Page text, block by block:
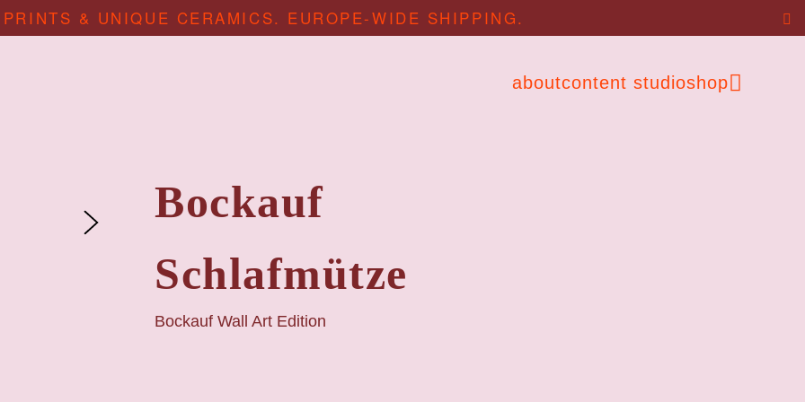
& UNIQUE CERAMICS. EUROPE-WIDE SHIPPING.
aboutcontent studioshop
Bockauf
Schlafmütze
Bockauf Wall Art Edition